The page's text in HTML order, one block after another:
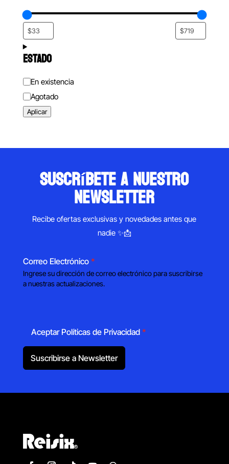
ESTADO
Estado
En existencia
Agotado
Aplicar
suscríbete a nuestro
newsletter
Recibe ofertas exclusivas y novedades antes que
nadie ✨📩
Correo Electrónico *
Ingrese su dirección de correo electrónico para suscribirse
a nuestras actualizaciones.
Aceptar Políticas de Privacidad *
Suscribirse a Newsletter